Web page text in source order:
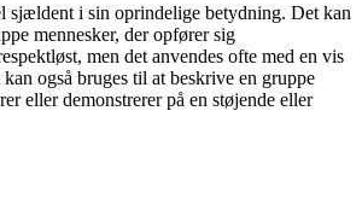
sjældent i sin oprindelige betydning. Det kan
mennesker, der opfører sig
men det anvendes ofte med en vis
også bruges til at beskrive en gruppe
eller demonstrerer på en støjende eller